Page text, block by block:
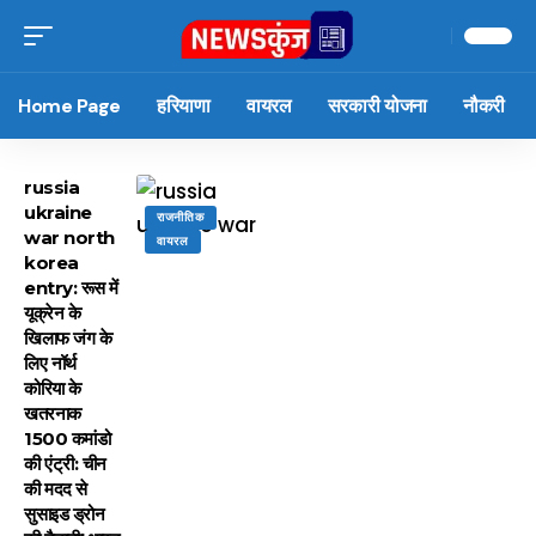
Home Page हरियाणा वायरल सरकारी योजना नौकरी
राजनीतिक
वायरल
russia
ukraine
war north
korea
entry: रूस में
यूक्रेन के
खिलाफ जंग के
लिए नॉर्थ
कोरिया के
खतरनाक
1500 कमांडो
की एंट्री: चीन
की मदद से
सुसाइड ड्रोन